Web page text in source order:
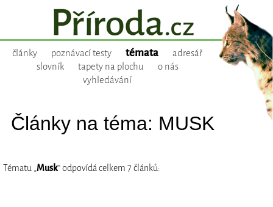
články poznávací testy témata
adresář
slovník
tapety na plochu
o nás
vyhledávání
Články na téma: MUSK
Tématu „Musk“ odpovídá celkem 7 článků: